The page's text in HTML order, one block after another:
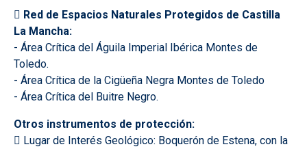
 Red de Espacios Naturales Protegidos de Castilla
La Mancha:
- Área Crítica del Águila Imperial Ibérica Montes de
Toledo.
- Área Crítica de la Cigüeña Negra Montes de Toledo
- Área Crítica del Buitre Negro.
Otros instrumentos de protección:
 Lugar de Interés Geológico: Boquerón de Estena, con la